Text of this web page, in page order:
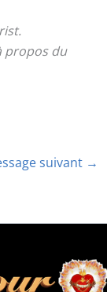
propos du
suivant →